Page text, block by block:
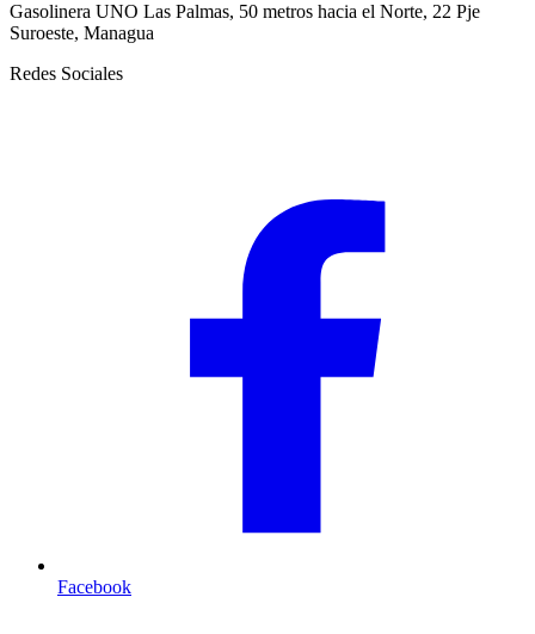
Gasolinera UNO Las Palmas, 50 metros hacia el Norte, 22 Pje
Suroeste, Managua
Redes Sociales
Facebook